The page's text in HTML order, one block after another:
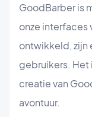
GoodBarber is
onze interfaces
ontwikkeld, zijn
gebruikers. Het
creatie van
avontuur.